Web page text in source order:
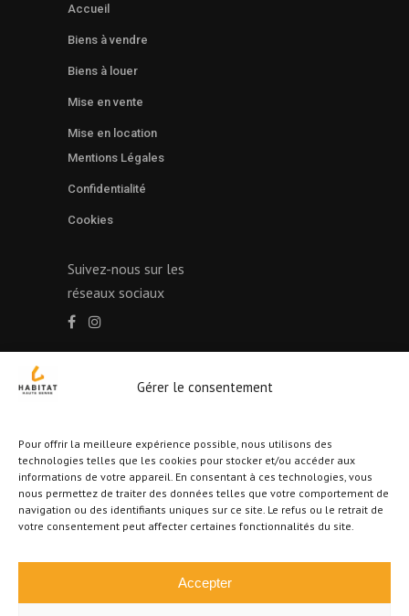
Gérer le consentement
Pour offrir la meilleure expérience possible, nous utilisons des
technologies telles que les cookies pour stocker et/ou accéder aux
informations de votre appareil. En consentant à ces technologies, vous
nous permettez de traiter des données telles que votre comportement de
navigation ou des identifiants uniques sur ce site. Le refus ou le retrait de
votre consentement peut affecter certaines fonctionnalités du site.
Accepter
Accueil
Biens à vendre
Biens à louer
Mise en vente
Mise en location
Mentions Légales
Confidentialité
Cookies
Suivez-nous sur les
réseaux sociaux
Autorité de surveillance : Institut professionnel de
Bruxelles
Agent immobilier intermédiaire agréé IPI, N°
511.997 octroyé en Belgique – WWW.IPI.BE
Selon l’arrêté royal du 27 septembre 2006
portant sur l’approbation du code de déontologie
RC professionnelle et cautionnement via AXA
Belgium SA – police n° 730.390.160